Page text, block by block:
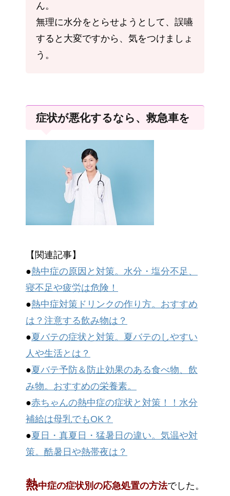
ん。
無理に水分をとらせようとして、誤嚥
すると大変ですから、気をつけましょ
う。
症状が悪化するなら、救急車を
【関連記事】
●熱中症の原因と対策。水分・塩分不足、
寝不足や疲労は危険！
●熱中症対策ドリンクの作り方。おすすめ
は？注意する飲み物は？
●夏バテの症状と対策。夏バテのしやすい
人や生活とは？
●夏バテ予防＆防止効果のある食べ物、飲
み物。おすすめの栄養素。
●赤ちゃんの熱中症の症状と対策！！水分
補給は母乳でもOK？
●夏日・真夏日・猛暑日の違い。気温や対
策。酷暑日や熱帯夜は？
熱中症の症状別の応急処置の方法でした。